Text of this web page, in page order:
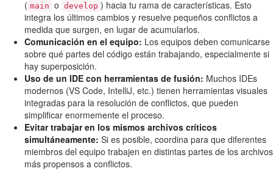
( main o develop ) hacia tu rama de características. Esto
integra los últimos cambios y resuelve pequeños conflictos a
medida que surgen, en lugar de acumularlos.
Comunicación en el equipo: Los equipos deben comunicarse
sobre qué partes del código están trabajando, especialmente si
hay superposición.
Uso de un IDE con herramientas de fusión: Muchos IDEs
modernos (VS Code, IntelliJ, etc.) tienen herramientas visuales
integradas para la resolución de conflictos, que pueden
simplificar enormemente el proceso.
Evitar trabajar en los mismos archivos críticos
simultáneamente: Si es posible, coordina para que diferentes
miembros del equipo trabajen en distintas partes de los archivos
más propensos a conflictos.